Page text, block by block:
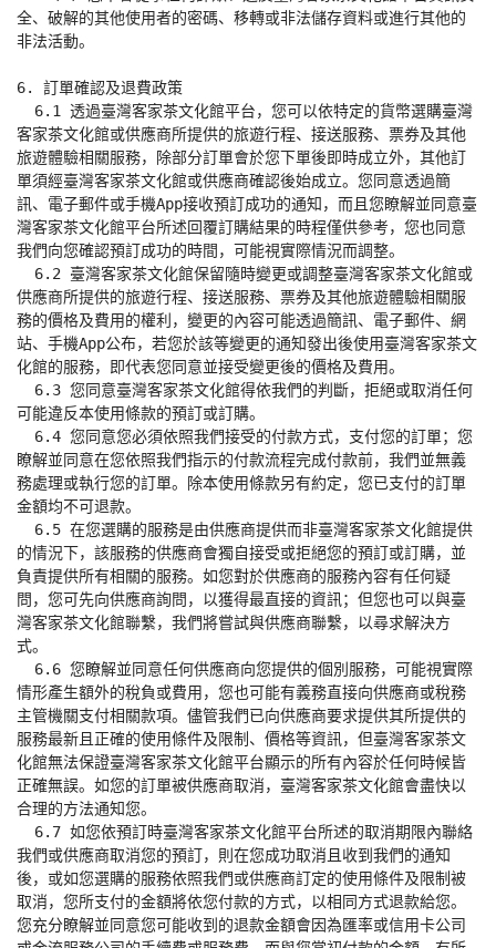
全、破解的其他使用者的密碼、移轉或非法儲存資料或進行其他的
非法活動。
6. 訂單確認及退費政策
客家茶文化館或供應商所提供的旅遊行程、接送服務、票券及其他
旅遊體驗相關服務，除部分訂單會於您下單後即時成立外，其他訂
單須經臺灣客家茶文化館或供應商確認後始成立。您同意透過簡
訊、電子郵件或手機App接收預訂成功的通知，而且您瞭解並同意臺
灣客家茶文化館平台所述回覆訂購結果的時程僅供參考，您也同意
我們向您確認預訂成功的時間，可能視實際情況而調整。
供應商所提供的旅遊行程、接送服務、票券及其他旅遊體驗相關服
務的價格及費用的權利，變更的內容可能透過簡訊、電子郵件、網
站、手機App公布，若您於該等變更的通知發出後使用臺灣客家茶文
化館的服務，即代表您同意並接受變更後的價格及費用。
可能違反本使用條款的預訂或訂購。
瞭解並同意在您依照我們指示的付款流程完成付款前，我們並無義
務處理或執行您的訂單。除本使用條款另有約定，您已支付的訂單
金額均不可退款。
的情況下，該服務的供應商會獨自接受或拒絕您的預訂或訂購，並
負責提供所有相關的服務。如您對於供應商的服務內容有任何疑
問，您可先向供應商詢問，以獲得最直接的資訊；但您也可以與臺
灣客家茶文化館聯繫，我們將嘗試與供應商聯繫，以尋求解決方
式。
情形產生額外的稅負或費用，您也可能有義務直接向供應商或稅務
主管機關支付相關款項。儘管我們已向供應商要求提供其所提供的
服務最新且正確的使用條件及限制、價格等資訊，但臺灣客家茶文
化館無法保證臺灣客家茶文化館平台顯示的所有內容於任何時候皆
正確無誤。如您的訂單被供應商取消，臺灣客家茶文化館會盡快以
合理的方法通知您。
我們或供應商取消您的預訂，則在您成功取消且收到我們的通知
後，或如您選購的服務依照我們或供應商訂定的使用條件及限制被
取消，您所支付的金額將依您付款的方式，以相同方式退款給您。
您充分瞭解並同意您可能收到的退款金額會因為匯率或信用卡公司